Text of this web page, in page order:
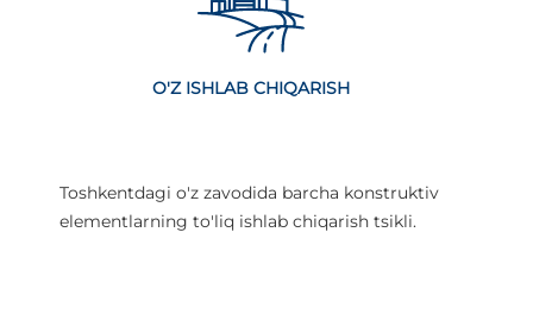
O'Z ISHLAB CHIQARISH
Toshkentdagi o'z zavodida barcha konstruktiv
elementlarning to'liq ishlab chiqarish tsikli.